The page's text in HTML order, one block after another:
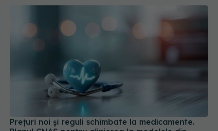
Prețuri noi și reguli schimbate la medicamente.
Planul CNAS pentru alinierea la modelele din
Germania și Franța
08 iul 2026, 18:52